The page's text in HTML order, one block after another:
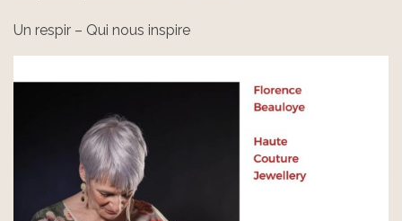
Un respir – Qui nous inspire